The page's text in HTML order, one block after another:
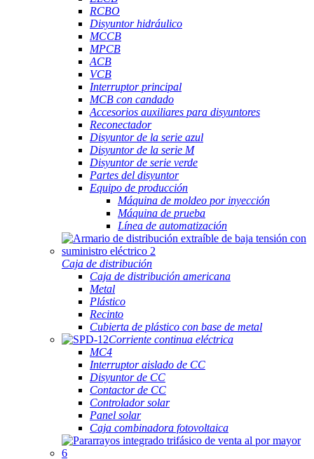
RCBO
Disyuntor hidráulico
MCCB
MPCB
ACB
VCB
Interruptor principal
MCB con candado
Accesorios auxiliares para disyuntores
Reconectador
Disyuntor de la serie azul
Disyuntor de la serie M
Disyuntor de serie verde
Partes del disyuntor
Equipo de producción
Máquina de moldeo por inyección
Máquina de prueba
Línea de automatización
Caja de distribución
Caja de distribución americana
Metal
Plástico
Recinto
Cubierta de plástico con base de metal
Corriente continua eléctrica
MC4
Interruptor aislado de CC
Disyuntor de CC
Contactor de CC
Controlador solar
Panel solar
Caja combinadora fotovoltaica